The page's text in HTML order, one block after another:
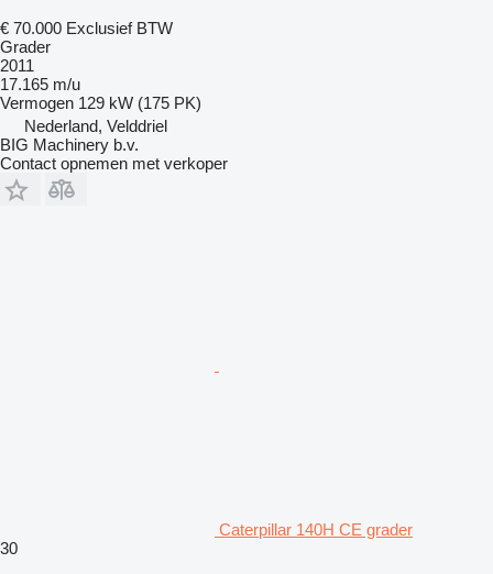
€ 70.000 Exclusief BTW
Grader
2011
17.165 m/u
Vermogen 129 kW (175 PK)
Nederland, Velddriel
BIG Machinery b.v.
Contact opnemen met verkoper
Caterpillar 140H CE grader
30